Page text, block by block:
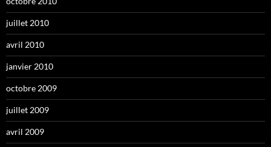
juillet 2010
avril 2010
janvier 2010
octobre 2009
juillet 2009
avril 2009